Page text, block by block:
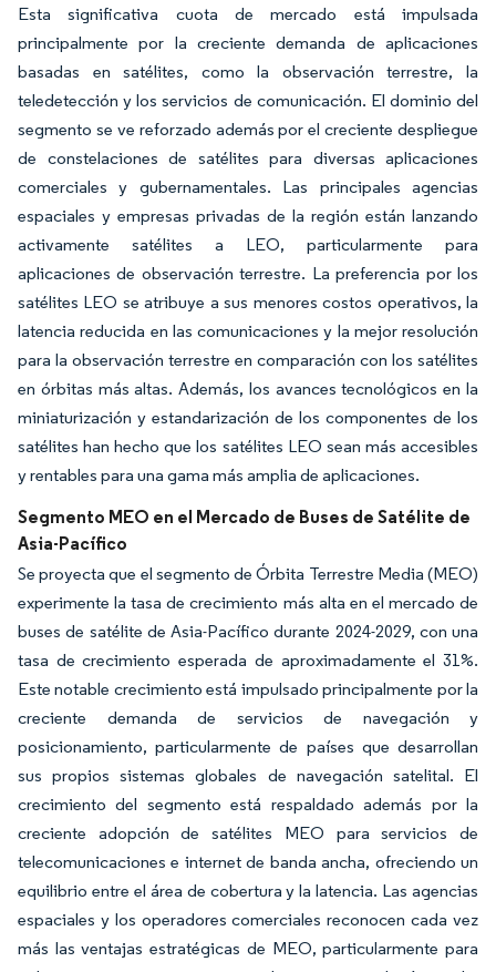
Esta significativa cuota de mercado está impulsada
principalmente por la creciente demanda de aplicaciones
basadas en satélites, como la observación terrestre, la
teledetección y los servicios de comunicación. El dominio del
segmento se ve reforzado además por el creciente despliegue
de constelaciones de satélites para diversas aplicaciones
comerciales y gubernamentales. Las principales agencias
espaciales y empresas privadas de la región están lanzando
activamente satélites a LEO, particularmente para
aplicaciones de observación terrestre. La preferencia por los
satélites LEO se atribuye a sus menores costos operativos, la
latencia reducida en las comunicaciones y la mejor resolución
para la observación terrestre en comparación con los satélites
en órbitas más altas. Además, los avances tecnológicos en la
miniaturización y estandarización de los componentes de los
satélites han hecho que los satélites LEO sean más accesibles
y rentables para una gama más amplia de aplicaciones.
Segmento MEO en el Mercado de Buses de Satélite de
Asia-Pacífico
Se proyecta que el segmento de Órbita Terrestre Media (MEO)
experimente la tasa de crecimiento más alta en el mercado de
buses de satélite de Asia-Pacífico durante 2024-2029, con una
tasa de crecimiento esperada de aproximadamente el 31%.
Este notable crecimiento está impulsado principalmente por la
creciente demanda de servicios de navegación y
posicionamiento, particularmente de países que desarrollan
sus propios sistemas globales de navegación satelital. El
crecimiento del segmento está respaldado además por la
creciente adopción de satélites MEO para servicios de
telecomunicaciones e internet de banda ancha, ofreciendo un
equilibrio entre el área de cobertura y la latencia. Las agencias
espaciales y los operadores comerciales reconocen cada vez
más las ventajas estratégicas de MEO, particularmente para